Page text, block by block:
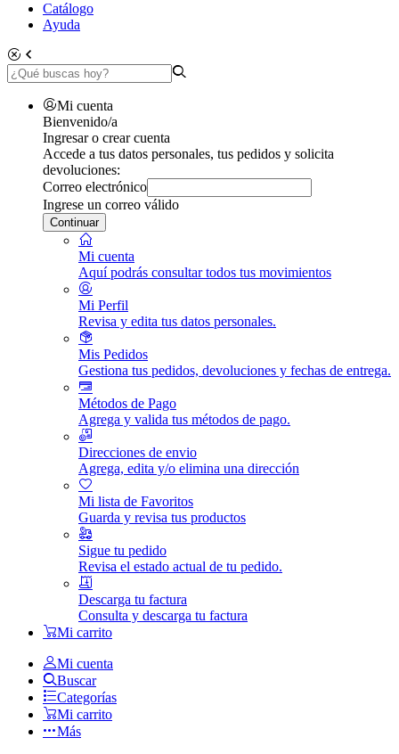
Catálogo
Ayuda
Mi cuenta
Bienvenido/a
Ingresar o crear cuenta
Accede a tus datos personales, tus pedidos y solicita
devoluciones:
Correo electrónico
Ingrese un correo válido
Continuar
Mi cuenta
Aquí podrás consultar todos tus movimientos
Mi Perfil
Revisa y edita tus datos personales.
Mis Pedidos
Gestiona tus pedidos, devoluciones y fechas de entrega.
Métodos de Pago
Agrega y valida tus métodos de pago.
Direcciones de envio
Agrega, edita y/o elimina una dirección
Mi lista de Favoritos
Guarda y revisa tus productos
Sigue tu pedido
Revisa el estado actual de tu pedido.
Descarga tu factura
Consulta y descarga tu factura
Mi carrito
Mi cuenta
Buscar
Categorías
Mi carrito
Más